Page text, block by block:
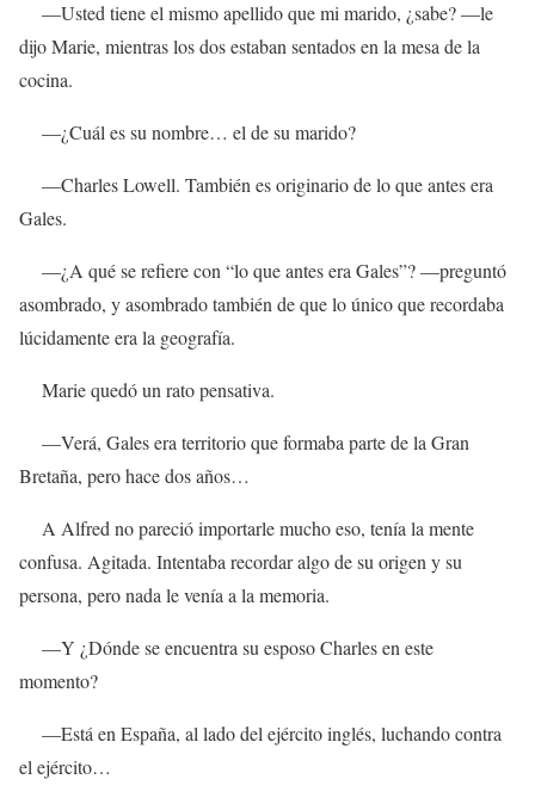
—Usted tiene el mismo apellido que mi marido, ¿sabe? —le
dijo Marie, mientras los dos estaban sentados en la mesa de la
cocina.
—¿Cuál es su nombre… el de su marido?
—Charles Lowell. También es originario de lo que antes era
Gales.
—¿A qué se refiere con “lo que antes era Gales”? —preguntó
asombrado, y asombrado también de que lo único que recordaba
lúcidamente era la geografía.
Marie quedó un rato pensativa.
—Verá, Gales era territorio que formaba parte de la Gran
Bretaña, pero hace dos años…
A Alfred no pareció importarle mucho eso, tenía la mente
confusa. Agitada. Intentaba recordar algo de su origen y su
persona, pero nada le venía a la memoria.
—Y ¿Dónde se encuentra su esposo Charles en este
momento?
—Está en España, al lado del ejército inglés, luchando contra
el ejército…